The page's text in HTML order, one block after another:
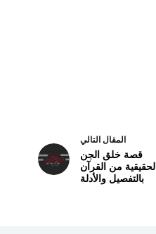
المقال التالي
قصة خلق الجن
الحقيقية من القرآن
بالتفصيل والأدلة